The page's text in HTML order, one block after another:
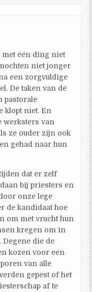
met één ding niet
niet jonger
een zorgvuldige
De taken van de
pastorale
klopt niet. En
werksters van
ze ouder zijn ook
gehad naar hun
dat er zelf
bij priesters en
onze lege
de kandidaat hoe
om met vrucht hun
kregen om in
Degene die de
kozen voor een
van alle
gepest of het
af te